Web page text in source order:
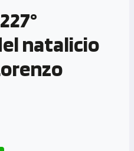
natalicio